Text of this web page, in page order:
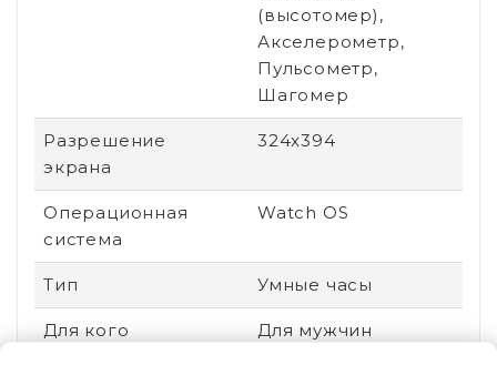
(высотомер),
Акселерометр,
Пульсометр,
Шагомер
Разрешение
экрана
324x394
Операционная
система
Watch OS
Тип Умные часы
Для кого Для мужчин